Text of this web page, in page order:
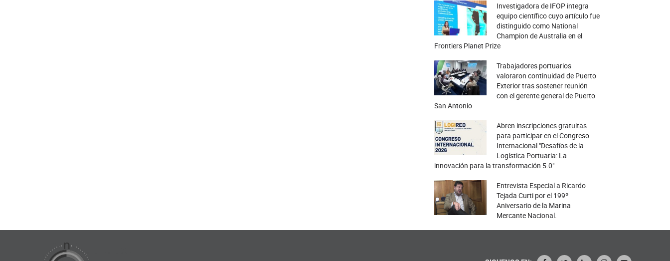
Investigadora de IFOP integra
equipo científico cuyo artículo fue
distinguido como National
Champion de Australia en el
Frontiers Planet Prize
Trabajadores portuarios
valoraron continuidad de Puerto
Exterior tras sostener reunión
con el gerente general de Puerto
San Antonio
Abren inscripciones gratuitas
para participar en el Congreso
Internacional "Desafíos de la
Logística Portuaria: La
innovación para la transformación 5.0"
Entrevista Especial a Ricardo
Tejada Curti por el 199º
Aniversario de la Marina
Mercante Nacional.